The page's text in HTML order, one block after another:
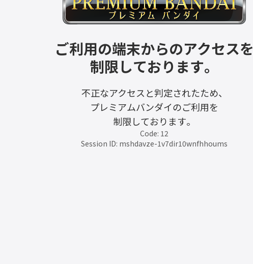
ご利用の端末からのアクセスを
制限しております。
不正なアクセスと判定されたため、
プレミアムバンダイのご利用を
制限しております。
Code: 12
Session ID: mshdavze-1v7dir10wnfhhoums